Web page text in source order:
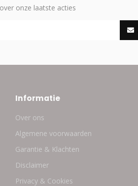
onze laatste acties
Informatie
Over ons
Algemene voorwaarden
Garantie & Klachten
Disclaimer
Privacy & Cookies